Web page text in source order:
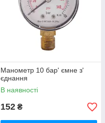
Манометр 10 бар' ємне з'
єднання
В наявності
152 ₴